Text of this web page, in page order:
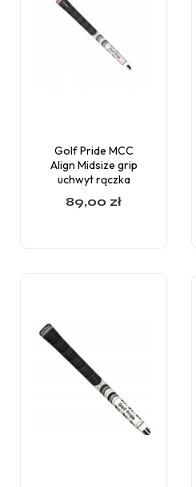
Golf Pride MCC
Align Midsize grip
uchwyt rączka
89,00 zł